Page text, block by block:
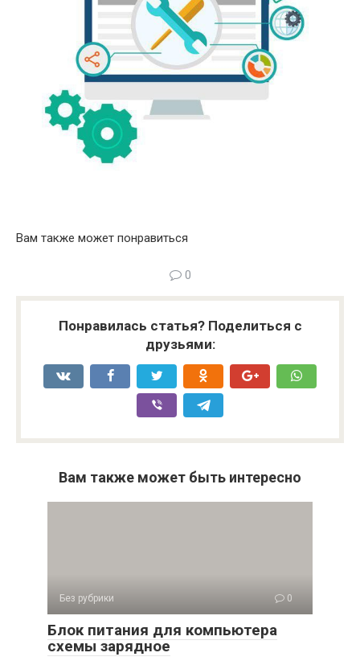
Вам также может понравиться
0
Понравилась статья? Поделиться с
друзьями:
Вам также может быть интересно
Без рубрики 0
Блок питания для компьютера
схемы зарядное